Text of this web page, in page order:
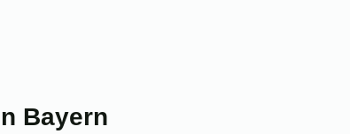
Bayern